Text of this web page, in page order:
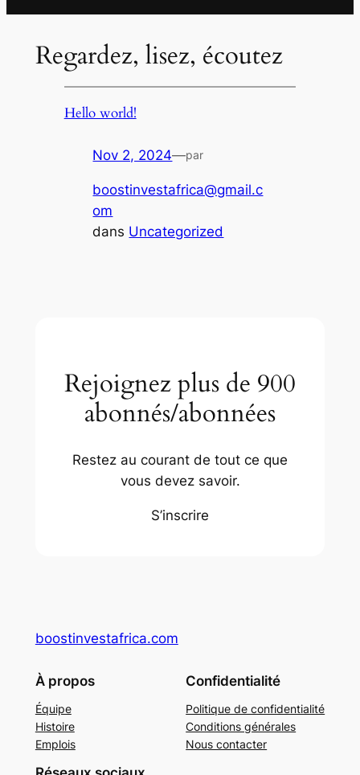
Regardez, lisez, écoutez
Hello world!
Nov 2, 2024—par
boostinvestafrica@gmail.c
om
dans Uncategorized
Rejoignez plus de 900
abonnés/abonnées
Restez au courant de tout ce que
vous devez savoir.
S’inscrire
boostinvestafrica.com
À propos
Équipe
Histoire
Emplois
Confidentialité
Politique de confidentialité
Conditions générales
Nous contacter